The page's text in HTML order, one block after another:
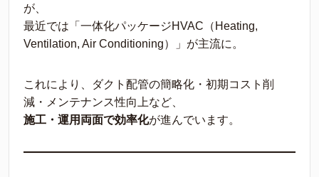
が、
最近では「一体化パッケージHVAC（Heating,
Ventilation, Air Conditioning）」が主流に。
これにより、ダクト配管の簡略化・初期コスト削
減・メンテナンス性向上など、
施工・運用両面で効率化が進んでいます。